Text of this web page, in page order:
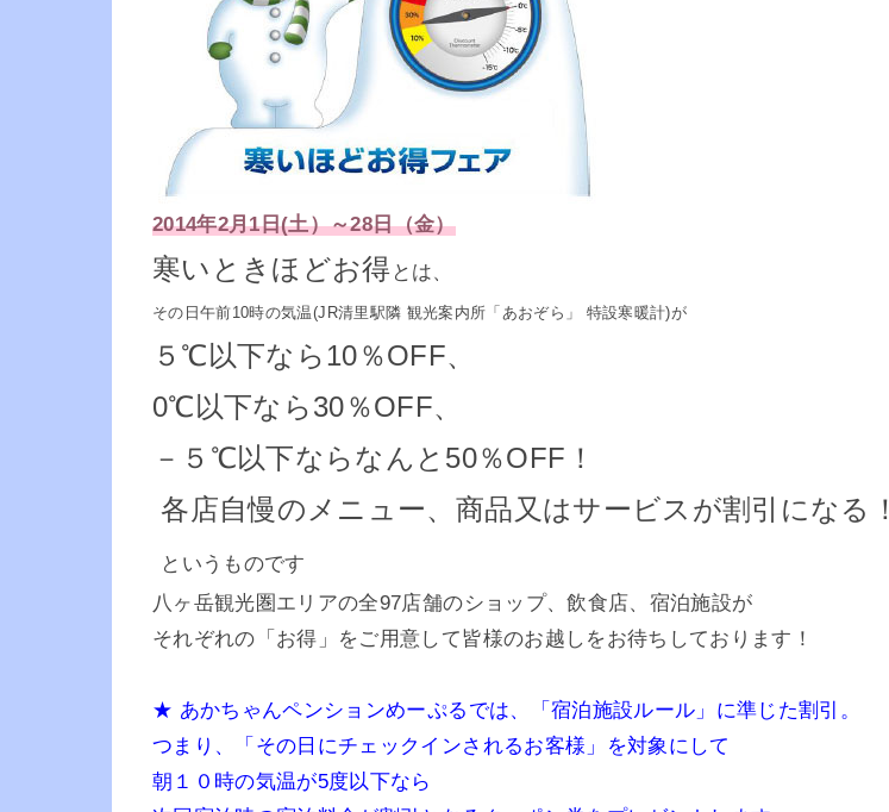
2014年2月1日(土）～28日（金）
寒いときほどお得 とは、
その日午前10時の気温(JR清里駅隣 観光案内所「あおぞら」 特設寒暖計)が
５℃以下なら10％OFF、
0℃以下なら30％OFF、
－５℃以下ならなんと50％OFF！
各店自慢のメニュー、商品又はサービスが割引になる！
というものです
八ヶ岳観光圏エリアの全97店舗のショップ、飲食店、宿泊施設が
それぞれの「お得」をご用意して皆様のお越しをお待ちしております！
★ あかちゃんペンションめーぷるでは、「宿泊施設ルール」に準じた割引。
つまり、「その日にチェックインされるお客様」を対象にして
朝１０時の気温が5度以下なら